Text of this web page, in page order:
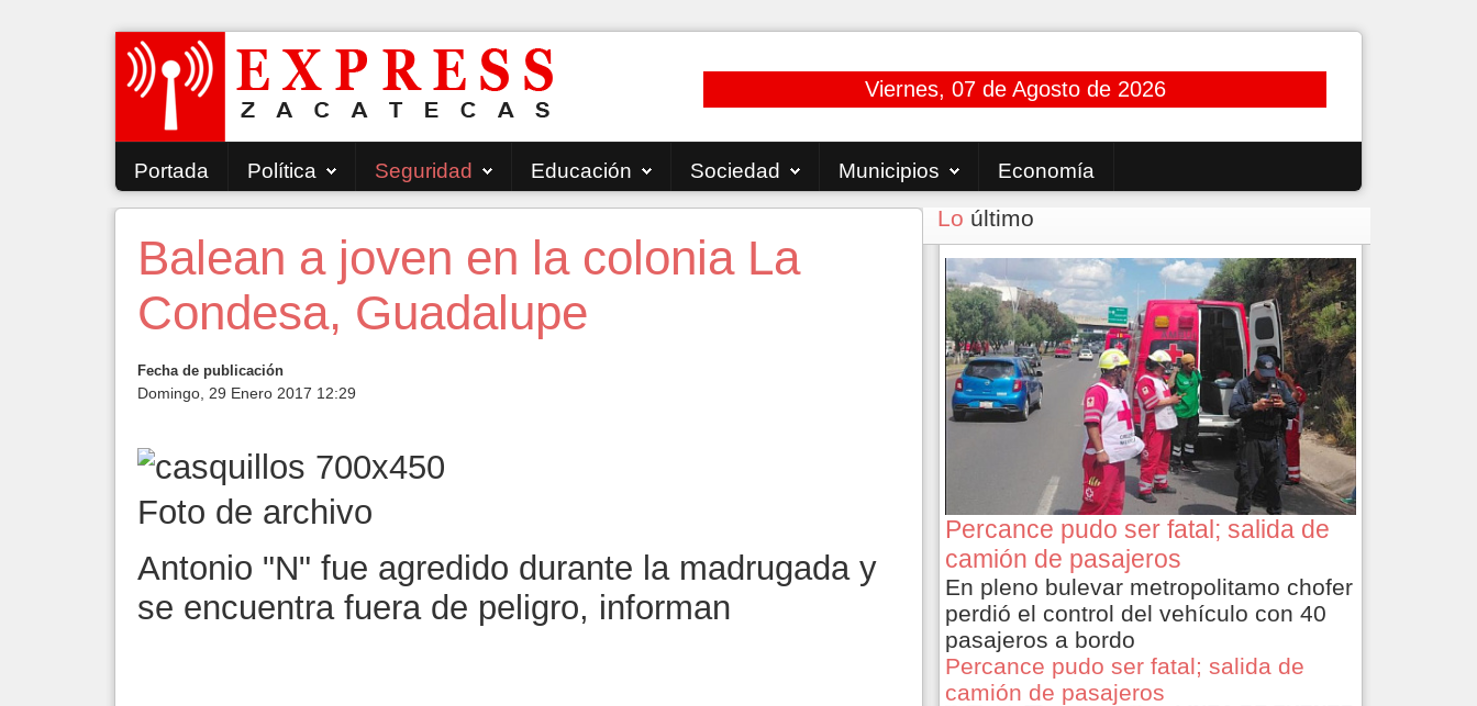
Viernes, 07 de Agosto de 2026
Portada Política Seguridad Educación Sociedad Municipios Economía
Balean a joven en la colonia La
Condesa, Guadalupe
Fecha de publicación
Domingo, 29 Enero 2017 12:29
Foto de archivo
Antonio "N" fue agredido durante la madrugada y
se encuentra fuera de peligro, informan
Lo último
Percance pudo ser fatal; salida de
camión de pasajeros
En pleno bulevar metropolitamo chofer
perdió el control del vehículo con 40
pasajeros a bordo
Percance pudo ser fatal; salida de
camión de pasajeros